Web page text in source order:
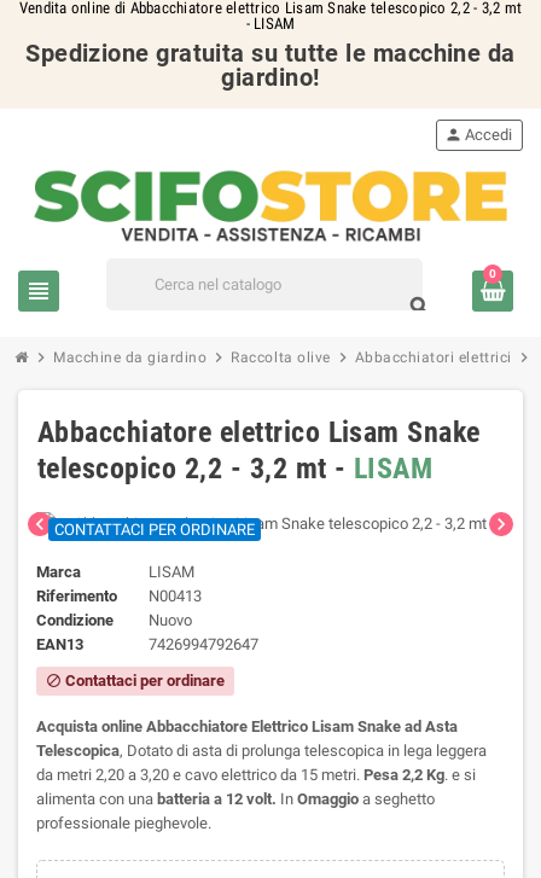
Vendita online di Abbacchiatore elettrico Lisam Snake telescopico 2,2 - 3,2 mt
- LISAM
Spedizione gratuita su tutte le macchine da
giardino!
view_headline
search
person Accedi
0
chevron_right Macchine da giardino chevron_right Raccolta olive chevron_right Abbacchiatori elettrici chevron_right
Abbacchiatore elettrico Lisam Snake
telescopico 2,2 - 3,2 mt - LISAM
chevron_left chevron_right
CONTATTACI PER ORDINARE
Marca
LISAM
Riferimento
N00413
Condizione
Nuovo
EAN13
7426994792647
block Contattaci per ordinare
Acquista online Abbacchiatore Elettrico Lisam Snake ad Asta
Telescopica, Dotato di asta di prolunga telescopica in lega leggera
da metri 2,20 a 3,20 e cavo elettrico da 15 metri. Pesa 2,2 Kg. e si
alimenta con una batteria a 12 volt. In Omaggio a seghetto
professionale pieghevole.